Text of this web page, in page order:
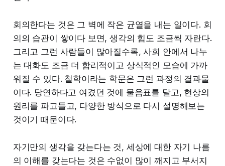
회의한다는 것은 그 벽에 작은 균열을 내는 일이다. 회
의의 습관이 쌓이다 보면, 생각의 힘도 조금씩 자란다.
그리고 그런 사람들이 많아질수록, 사회 안에서 나누
는 대화도 조금 더 합리적이고 상식적인 모습에 가까
워질 수 있다. 철학이라는 학문은 그런 과정의 결과물
이다. 당연하다고 여겼던 것에 물음표를 달고, 현상의
원리를 파고들고, 다양한 방식으로 다시 설명해보는
것이기 때문이다.
자기만의 생각을 갖는다는 것, 세상에 대한 자기 나름
의 이해를 갖는다는 것은 수없이 많이 깨지고 부서지